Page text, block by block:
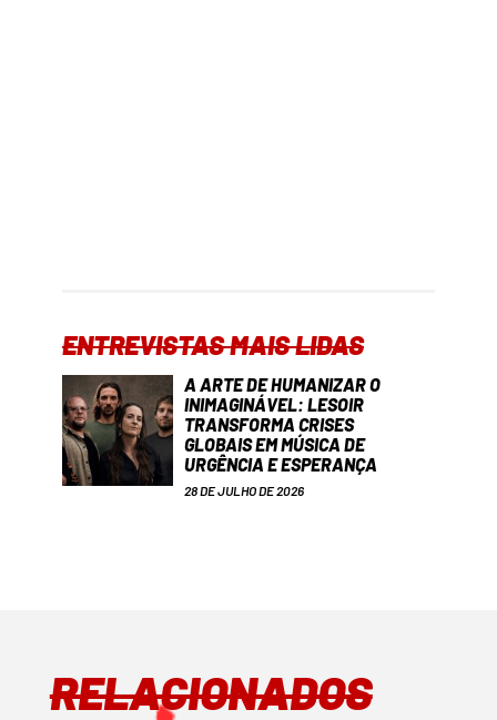
ENTREVISTAS MAIS LIDAS
A ARTE DE HUMANIZAR O
INIMAGINÁVEL: LESOIR
TRANSFORMA CRISES
GLOBAIS EM MÚSICA DE
URGÊNCIA E ESPERANÇA
28 DE JULHO DE 2026
RELACIONADOS